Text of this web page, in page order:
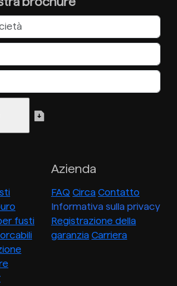
fusti
Azienda
FAQ Circa Contatto
Informativa sulla privacy
Registrazione della
garanzia Carriera